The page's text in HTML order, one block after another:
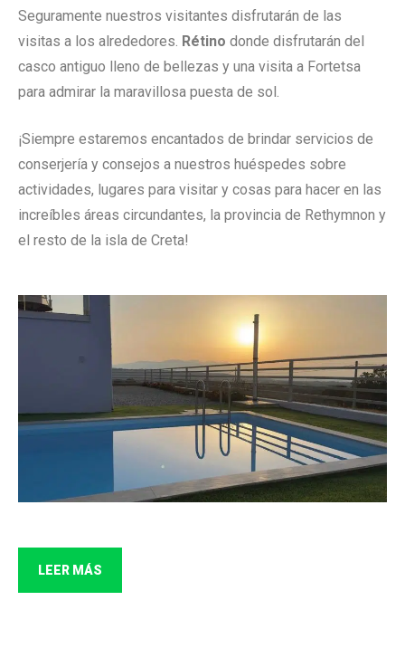
Seguramente nuestros visitantes disfrutarán de las
visitas a los alrededores. Rétino donde disfrutarán del
casco antiguo lleno de bellezas y una visita a Fortetsa
para admirar la maravillosa puesta de sol.
¡Siempre estaremos encantados de brindar servicios de
conserjería y consejos a nuestros huéspedes sobre
actividades, lugares para visitar y cosas para hacer en las
increíbles áreas circundantes, la provincia de Rethymnon y
el resto de la isla de Creta!
LEER MÁS